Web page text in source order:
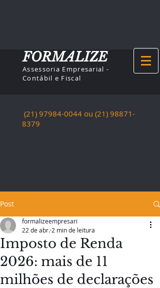
Assessoria Empresarial -
Contábil e Fiscal
FORMALIZE
(21) 97984-0044 ou (21) 98871-
8379
Post
Imposto de Renda
2026: mais de 11
milhões de declarações
formalizeempresari
22 de abr. 2 min de leitura